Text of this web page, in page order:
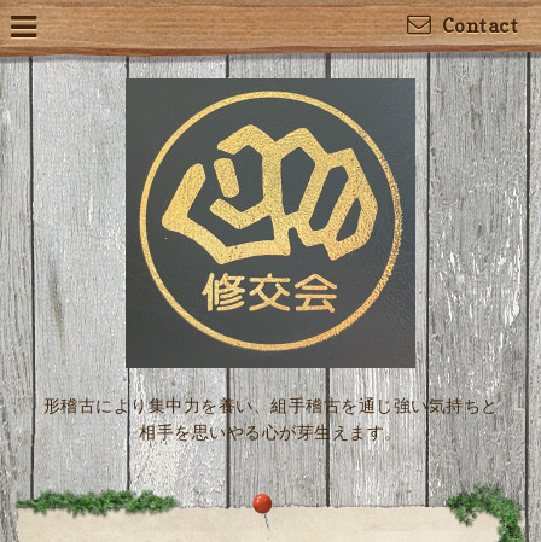
Contact
形稽古により集中力を養い、組手稽古を通じ強い気持ちと
相手を思いやる心が芽生えます。